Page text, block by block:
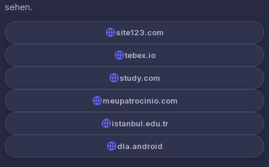
sehen.
site123.com
tebex.io
study.com
meupatrocinio.com
istanbul.edu.tr
dla.android